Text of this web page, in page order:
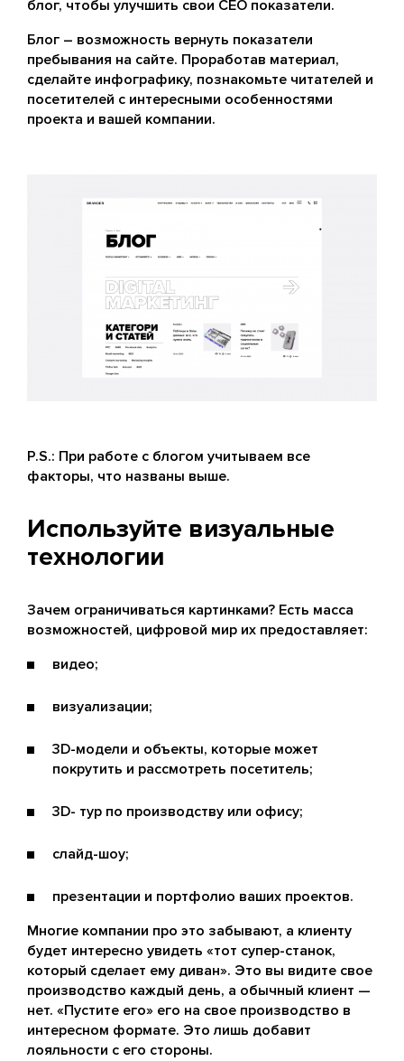
блог, чтобы улучшить свои СЕО показатели.
Блог – возможность вернуть показатели
пребывания на сайте. Проработав материал,
сделайте инфографику, познакомьте читателей и
посетителей с интересными особенностями
проекта и вашей компании.
P.S.: При работе с блогом учитываем все
факторы, что названы выше.
Используйте визуальные
технологии
Зачем ограничиваться картинками? Есть масса
возможностей, цифровой мир их предоставляет:
видео;
визуализации;
3D-модели и объекты, которые может
покрутить и рассмотреть посетитель;
3D- тур по производству или офису;
слайд-шоу;
презентации и портфолио ваших проектов.
Многие компании про это забывают, а клиенту
будет интересно увидеть «тот супер-станок,
который сделает ему диван». Это вы видите свое
производство каждый день, а обычный клиент —
нет. «Пустите его» его на свое производство в
интересном формате. Это лишь добавит
лояльности с его стороны.